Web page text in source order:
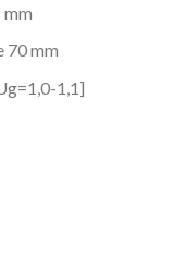
mm
70 mm
1,1]